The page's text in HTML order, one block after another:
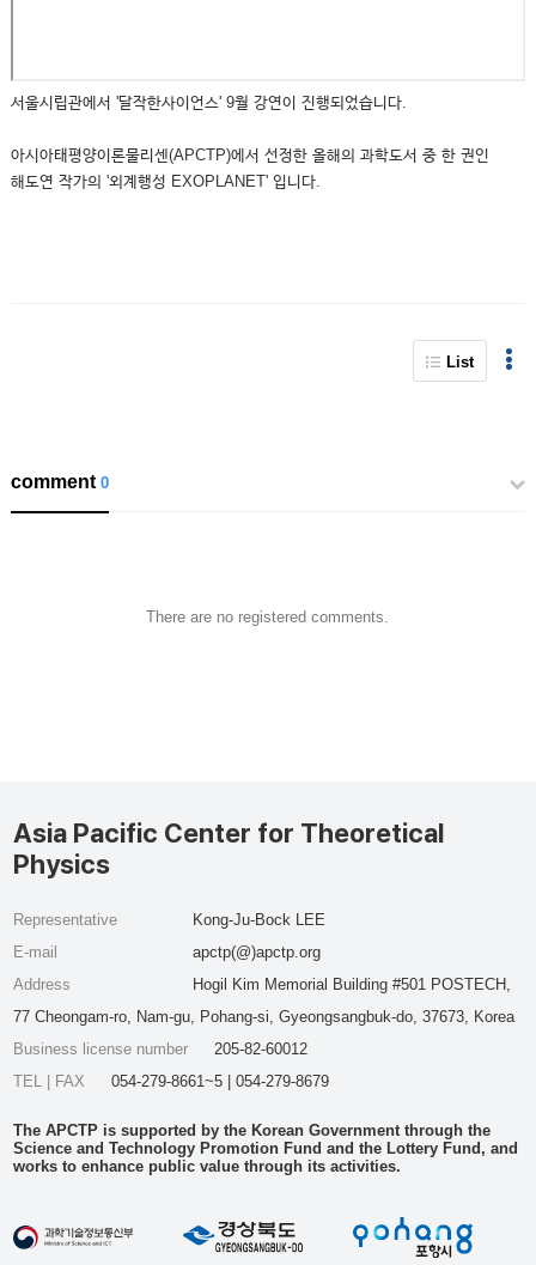
서울시립관에서 '달작한사이언스' 9월 강연이 진행되었습니다.
아시아태평양이론물리센(APCTP)에서 선정한 올해의 과학도서 중 한 권인
해도연 작가의 '외계행성 EXOPLANET' 입니다.
List
comment0
There are no registered comments.
Asia Pacific Center for Theoretical
Physics
Representative
Kong-Ju-Bock LEE
E-mail
apctp(@)apctp.org
Address
Hogil Kim Memorial Building #501 POSTECH,
77 Cheongam-ro, Nam-gu, Pohang-si, Gyeongsangbuk-do, 37673, Korea
Business license number
205-82-60012
TEL | FAX
054-279-8661~5 | 054-279-8679
The APCTP is supported by the Korean Government through the
Science and Technology Promotion Fund and the Lottery Fund, and
works to enhance public value through its activities.